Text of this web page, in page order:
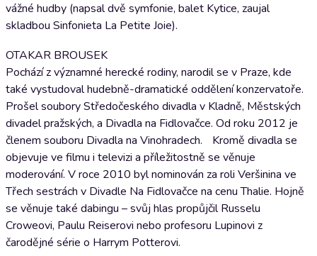
vážné hudby (napsal dvě symfonie, balet Kytice, zaujal
skladbou Sinfonieta La Petite Joie).
OTAKAR BROUSEK
Pochází z významné herecké rodiny, narodil se v Praze, kde
také vystudoval hudebně-dramatické oddělení konzervatoře.
Prošel soubory Středočeského divadla v Kladně, Městských
divadel pražských, a Divadla na Fidlovačce. Od roku 2012 je
členem souboru Divadla na Vinohradech. Kromě divadla se
objevuje ve filmu i televizi a příležitostně se věnuje
moderování. V roce 2010 byl nominován za roli Veršinina ve
Třech sestrách v Divadle Na Fidlovačce na cenu Thalie. Hojně
se věnuje také dabingu – svůj hlas propůjčil Russelu
Croweovi, Paulu Reiserovi nebo profesoru Lupinovi z
čarodějné série o Harrym Potterovi.